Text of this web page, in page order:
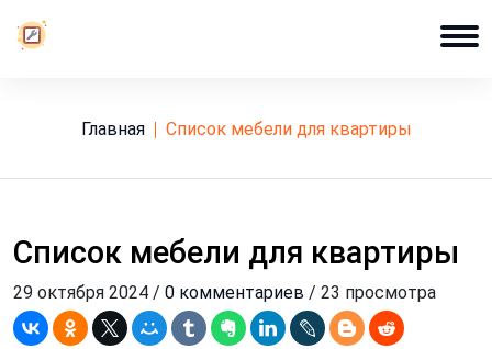
Главная список мебели для квартиры
Список мебели для квартиры
29 октября 2024 / 0 комментариев / 23 просмотра